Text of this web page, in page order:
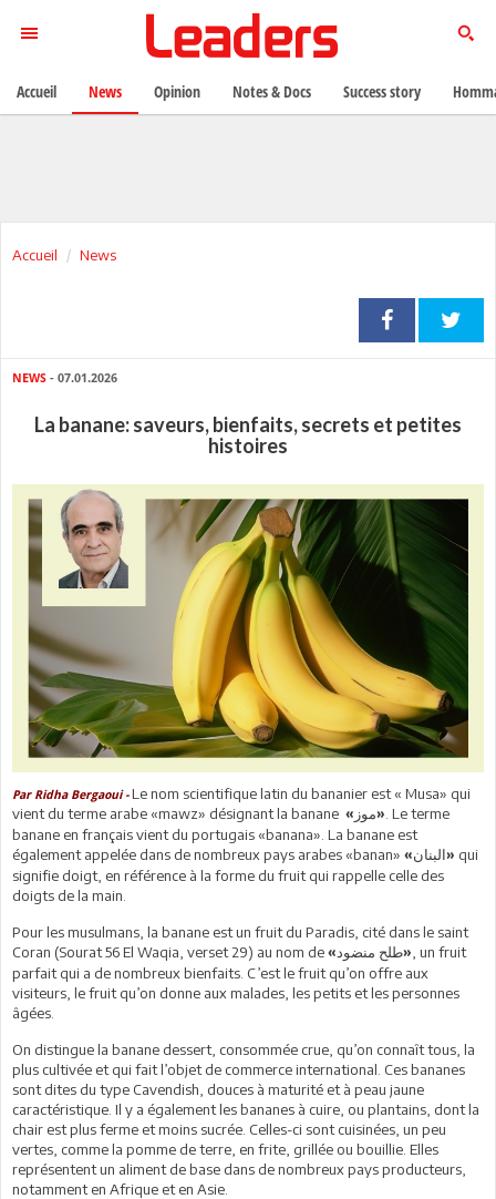
Accueil News
NEWS - 07.01.2026
La banane: saveurs, bienfaits, secrets et petites
histoires
Par Ridha Bergaoui -Le nom scientifique latin du bananier est « Musa» qui
vient du terme arabe «mawz» désignant la banane
«موز» . Le terme
banane en français vient du portugais «banana». La banane est
également appelée dans de nombreux pays arabes «banan»
«البنان» qui
signifie doigt, en référence à la forme du fruit qui rappelle celle des
doigts de la main.
Pour les musulmans, la banane est un fruit du Paradis, cité dans le saint
Coran (Sourat 56 El Waqia, verset 29) au nom de
«طلح منضود» , un fruit
parfait qui a de nombreux bienfaits. C’est le fruit qu’on offre aux
visiteurs, le fruit qu’on donne aux malades, les petits et les personnes
âgées.
On distingue la banane dessert, consommée crue, qu’on connaît tous, la
plus cultivée et qui fait l’objet de commerce international. Ces bananes
sont dites du type Cavendish, douces à maturité et à peau jaune
caractéristique. Il y a également les bananes à cuire, ou plantains, dont la
chair est plus ferme et moins sucrée. Celles-ci sont cuisinées, un peu
vertes, comme la pomme de terre, en frite, grillée ou bouillie. Elles
représentent un aliment de base dans de nombreux pays producteurs,
notamment en Afrique et en Asie.
Accueil News Opinion Notes & Docs Success story